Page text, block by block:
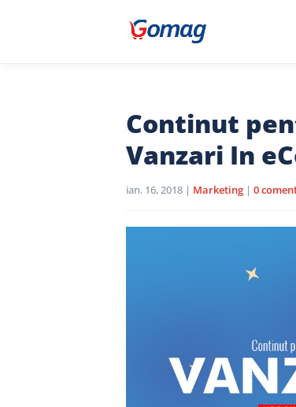
Continut
Vanzari In
ian. 16, 2018 | Marketing | 0